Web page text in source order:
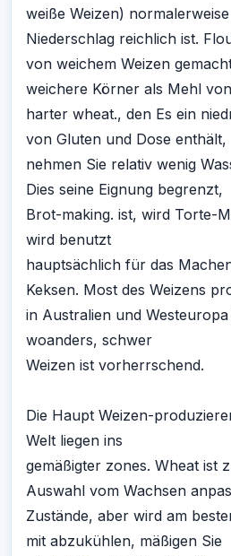
weiße Weizen)
Niederschlag reichlich ist.
von weichem Weizen
weichere Körner als Mehl von
harter wheat., den Es ein
von Gluten und Dose enthält,
nehmen Sie relativ wenig
Dies seine Eignung begrenzt,
Brot-making. ist, wird Torte-
wird benutzt
hauptsächlich für das
Keksen. Most des Weizens
in Australien und
woanders, schwer
Weizen ist vorherrschend.
Die Haupt Weizen-
Welt liegen ins
gemäßigter zones. Wheat ist
Auswahl vom Wachsen
Zustände, aber wird am
mit abzukühlen, mäßigen Sie